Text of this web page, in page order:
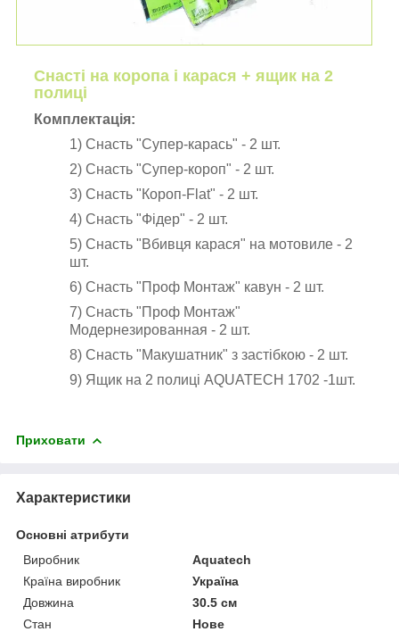
Снасті на коропа і карася + ящик на 2
полиці
Комплектація:
1) Снасть "Супер-карась" - 2 шт.
2) Снасть "Супер-короп" - 2 шт.
3) Снасть "Короп-Flat" - 2 шт.
4) Снасть "Фідер" - 2 шт.
5) Снасть "Вбивця карася" на мотовиле - 2
шт.
6) Снасть "Проф Монтаж" кавун - 2 шт.
7) Снасть "Проф Монтаж"
Модернезированная - 2 шт.
8) Снасть "Макушатник" з застібкою - 2 шт.
9) Ящик на 2 полиці AQUATECH 1702 -1шт.
Приховати
Характеристики
Основні атрибути
Виробник
Aquatech
Країна виробник
Україна
Довжина
30.5 см
Стан
Нове